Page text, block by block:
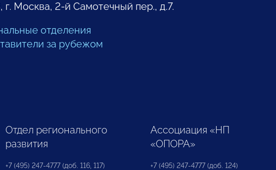
г. Москва, 2-й Самотечный пер., д.7.
отделения
за рубежом
Отдел регионального
развития
+7 (495) 247-4777 (доб. 116, 117)
Ассоциация «НП
«ОПОРА»
+7 (495) 247-4777 (доб. 124)